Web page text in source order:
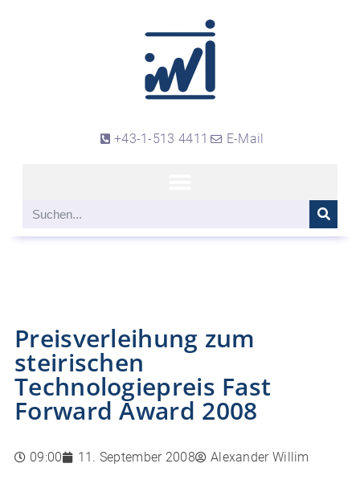
+43-1-513 4411 E-Mail
Preisverleihung zum
steirischen
Technologiepreis Fast
Forward Award 2008
09:00 11. September 2008 Alexander Willim